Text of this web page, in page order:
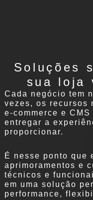
Soluções
sua loja
Cada negócio tem
vezes, os recursos
e-commerce e
entregar a
proporcionar.
É nesse ponto que
aprimoramentos e
técnicos e
em uma solução
performance,